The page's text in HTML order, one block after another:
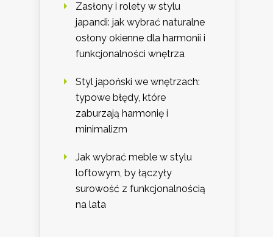
Zasłony i rolety w stylu
japandi: jak wybrać naturalne
osłony okienne dla harmonii i
funkcjonalności wnętrza
Styl japoński we wnętrzach:
typowe błędy, które
zaburzają harmonię i
minimalizm
Jak wybrać meble w stylu
loftowym, by łączyły
surowość z funkcjonalnością
na lata